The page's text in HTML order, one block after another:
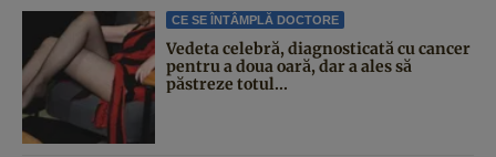
CE SE ÎNTÂMPLĂ DOCTORE
Vedeta celebră, diagnosticată cu cancer
pentru a doua oară, dar a ales să
păstreze totul...